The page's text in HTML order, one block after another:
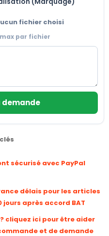
fichier choisi
max par fichier
demande
sécurisé avec PayPal
délais pour les articles
jours après accord BAT
cliquez ici pour être aider
et de demande